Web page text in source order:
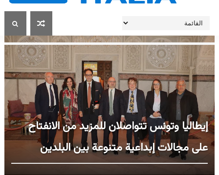
إيطاليا وتونس تتواصلان للمزيد من الانفتاح
على مجالات إبداعية متنوعة بين البلدين